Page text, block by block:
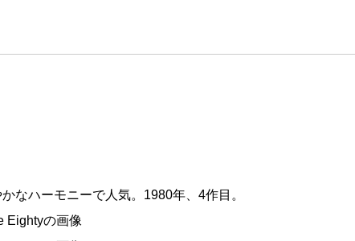
なハーモニーで人気。1980年、4作目。